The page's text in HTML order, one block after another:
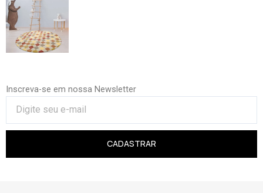
Inscreva-se em nossa Newsletter
CADASTRAR